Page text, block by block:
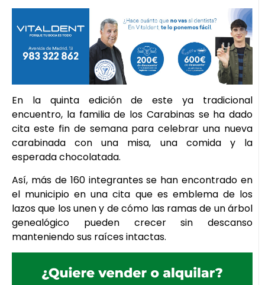
En la quinta edición de este ya tradicional
encuentro, la familia de los Carabinas se ha dado
cita este fin de semana para celebrar una nueva
carabinada con una misa, una comida y la
esperada chocolatada.
Así, más de 160 integrantes se han encontrado en
el municipio en una cita que es emblema de los
lazos que los unen y de cómo las ramas de un árbol
genealógico pueden crecer sin descanso
manteniendo sus raíces intactas.